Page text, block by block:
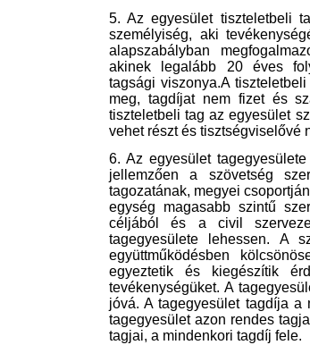
5. Az egyesület tiszteletbeli
személyiség, aki
alapszabályban
akinek legalább 20 éves
tagsági viszonya.A
meg, tagdíjat nem fizet és
tiszteletbeli tag az egyesület
vehet részt és tisztségviselővé
6. Az egyesület
jellemzően a szövetség
tagozatának, megyei
egység magasabb szintű
céljából és a civil
tagegyesülete lehessen. A
együttműködésben
egyeztetik és kiegészítik
tevékenységüket. A
jóvá. A tagegyesület tagdíja
tagegyesület azon rendes
tagjai, a mindenkori tagdíj fele.